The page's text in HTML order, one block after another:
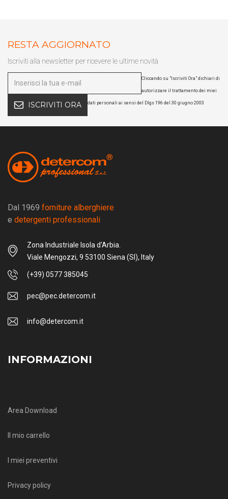
RESTA AGGIORNATO
Iscriviti alla newsletter per ricevere le ultime novità
ISCRIVITI ORA
Cliccando su "Iscriviti Ora" dichiari di
autorizzare il trattamento dei miei
dati personali ai sensi del Dlgs 196 del 30 giugno 2003
Dal 1969 forniture alberghiere
e detergenti professionali
Zona Industriale Isola d'Arbia.
Viale Mengozzi, 9 53100 Siena (SI), Italy
(+39) 0577 385045
pec@pec.detercom.it
info@detercom.it
INFORMAZIONI
Area Download
Il mio carrello
I miei preventivi
Privacy policy